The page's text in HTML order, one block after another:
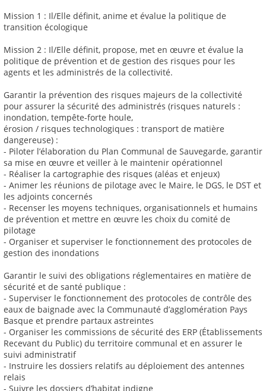
Mission 1 : Il/Elle définit, anime et évalue la politique de
transition écologique
Mission 2 : Il/Elle définit, propose, met en œuvre et évalue la
politique de prévention et de gestion des risques pour les
agents et les administrés de la collectivité.
Garantir la prévention des risques majeurs de la collectivité
pour assurer la sécurité des administrés (risques naturels :
inondation, tempête-forte houle,
érosion / risques technologiques : transport de matière
dangereuse) :
- Piloter l’élaboration du Plan Communal de Sauvegarde, garantir
sa mise en œuvre et veiller à le maintenir opérationnel
- Réaliser la cartographie des risques (aléas et enjeux)
- Animer les réunions de pilotage avec le Maire, le DGS, le DST et
les adjoints concernés
- Recenser les moyens techniques, organisationnels et humains
de prévention et mettre en œuvre les choix du comité de
pilotage
- Organiser et superviser le fonctionnement des protocoles de
gestion des inondations
Garantir le suivi des obligations réglementaires en matière de
sécurité et de santé publique :
- Superviser le fonctionnement des protocoles de contrôle des
eaux de baignade avec la Communauté d’agglomération Pays
Basque et prendre partaux astreintes
- Organiser les commissions de sécurité des ERP (Établissements
Recevant du Public) du territoire communal et en assurer le
suivi administratif
- Instruire les dossiers relatifs au déploiement des antennes
relais
- Suivre les dossiers d’habitat indigne